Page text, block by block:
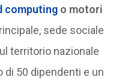
computingo motori
sede sociale
territorio nazionale
50 dipendenti e un